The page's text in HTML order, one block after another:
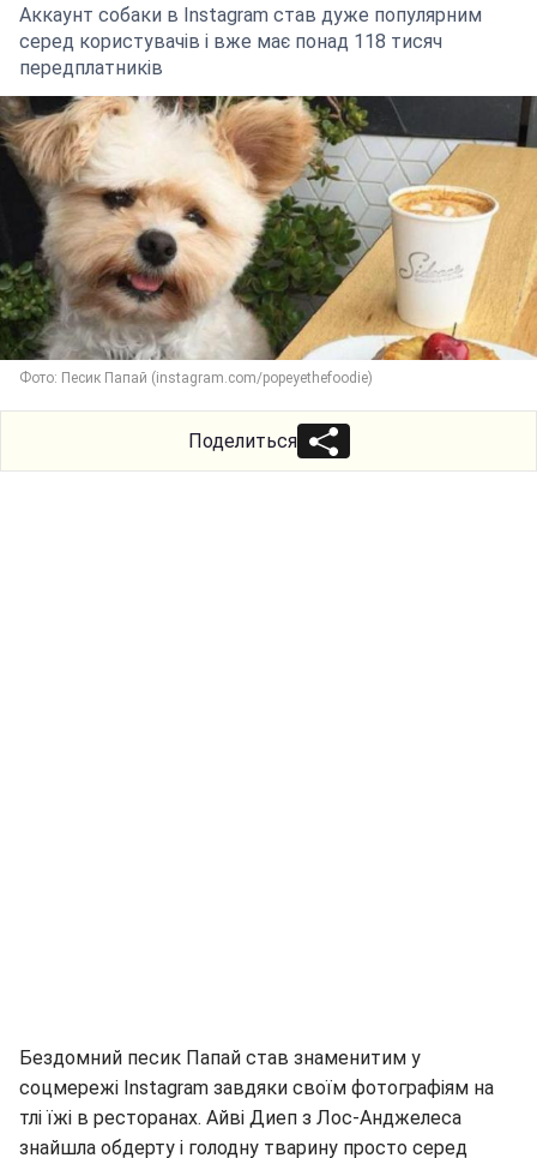
Аккаунт собаки в Instagram став дуже популярним
серед користувачів і вже має понад 118 тисяч
передплатників
Фото: Песик Папай (instagram.com/popeyethefoodie)
Поделиться
Бездомний песик Папай став знаменитим у
соцмережі Instagram завдяки своїм фотографіям на
тлі їжі в ресторанах. Айві Диеп з Лос-Анджелеса
знайшла обдерту і голодну тварину просто серед